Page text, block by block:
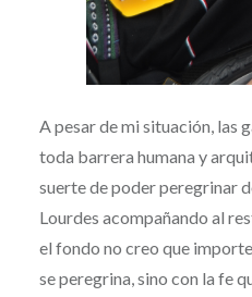
A pesar de mi situación, las
toda barrera humana y
suerte de poder peregrinar
Lourdes acompañando al
el fondo no creo que
se peregrina, sino con la fe